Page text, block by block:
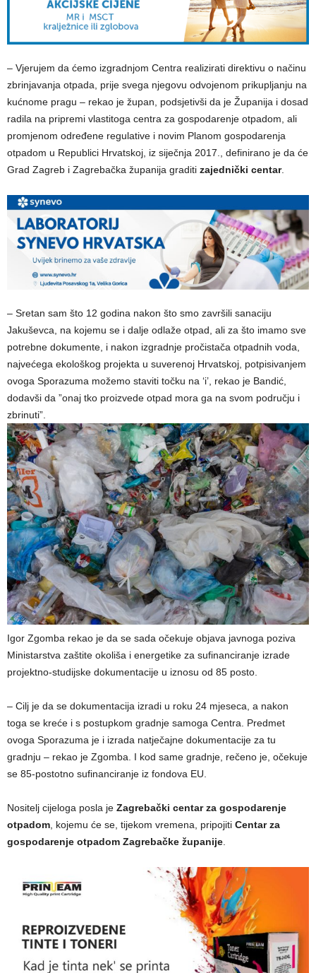
– Vjerujem da ćemo izgradnjom Centra realizirati direktivu o načinu
zbrinjavanja otpada, prije svega njegovu odvojenom prikupljanju na
kućnome pragu – rekao je župan, podsjetivši da je Županija i dosad
radila na pripremi vlastitoga centra za gospodarenje otpadom, ali
promjenom određene regulative i novim Planom gospodarenja
otpadom u Republici Hrvatskoj, iz siječnja 2017., definirano je da će
Grad Zagreb i Zagrebačka županija graditi zajednički centar.
– Sretan sam što 12 godina nakon što smo završili sanaciju
Jakuševca, na kojemu se i dalje odlaže otpad, ali za što imamo sve
potrebne dokumente, i nakon izgradnje pročistača otpadnih voda,
najvećega ekološkog projekta u suverenoj Hrvatskoj, potpisivanjem
ovoga Sporazuma možemo staviti točku na ‘i’, rekao je Bandić,
dodavši da ”onaj tko proizvede otpad mora ga na svom području i
zbrinuti”.
Igor Zgomba rekao je da se sada očekuje objava javnoga poziva
Ministarstva zaštite okoliša i energetike za sufinanciranje izrade
projektno-studijske dokumentacije u iznosu od 85 posto.
– Cilj je da se dokumentacija izradi u roku 24 mjeseca, a nakon
toga se kreće i s postupkom gradnje samoga Centra. Predmet
ovoga Sporazuma je i izrada natječajne dokumentacije za tu
gradnju – rekao je Zgomba. I kod same gradnje, rečeno je, očekuje
se 85-postotno sufinanciranje iz fondova EU.
Nositelj cijeloga posla je Zagrebački centar za gospodarenje
otpadom, kojemu će se, tijekom vremena, pripojiti Centar za
gospodarenje otpadom Zagrebačke županije.